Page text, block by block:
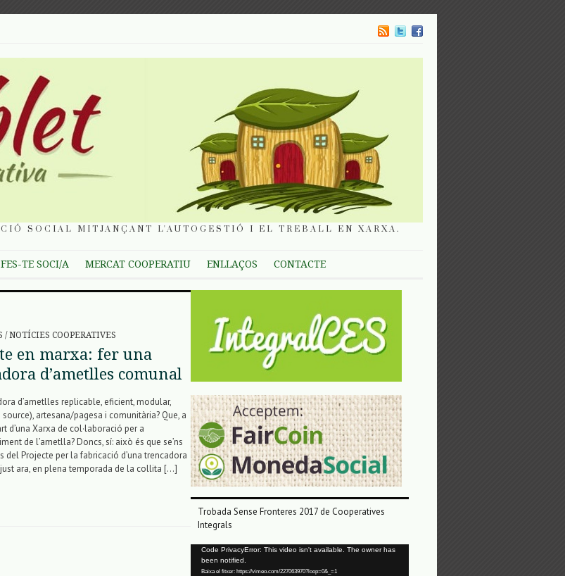
SOCIAL MITJANÇANT L'AUTOGESTIÓ I EL TREBALL EN XARXA.
FES-TE SOCI/A MERCAT COOPERATIU ENLLAÇOS CONTACTE
/ NOTÍCIES COOPERATIVES
en marxa: fer una
d’ametlles comunal
d’ametlles replicable, eficient, modular,
artesana/pagesa i comunitària? Que, a
d’una Xarxa de col·laboració per a
de l’ametlla? Doncs, sí: això és que se’ns
del Projecte per la fabricació d’una trencadora
just ara, en plena temporada de la collita […]
Trobada Sense Fronteres 2017 de Cooperatives
Integrals
Reproductor
Code PrivacyError: This video isn't available. The owner has
been notified.
Baixa el fitxer: https://vimeo.com/227063970?loop=0&_=1